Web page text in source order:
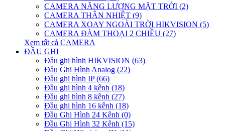
CAMERA NĂNG LƯỢNG MẶT TRỜI (2)
CAMERA THÂN NHIỆT (9)
CAMERA XOAY NGOÀI TRỜI HIKVISION (5)
CAMERA ĐÀM THOẠI 2 CHIỀU (27)
Xem tất cả CAMERA
ĐẦU GHI
Đầu ghi hình HIKVISION (63)
Đầu Ghi Hình Analog (22)
Đầu ghi hình IP (66)
Đầu ghi hình 4 kênh (18)
Đầu ghi hình 8 kênh (27)
Đầu ghi hình 16 kênh (18)
Đầu Ghi Hình 24 Kênh (0)
Đầu Ghi Hình 32 Kênh (15)